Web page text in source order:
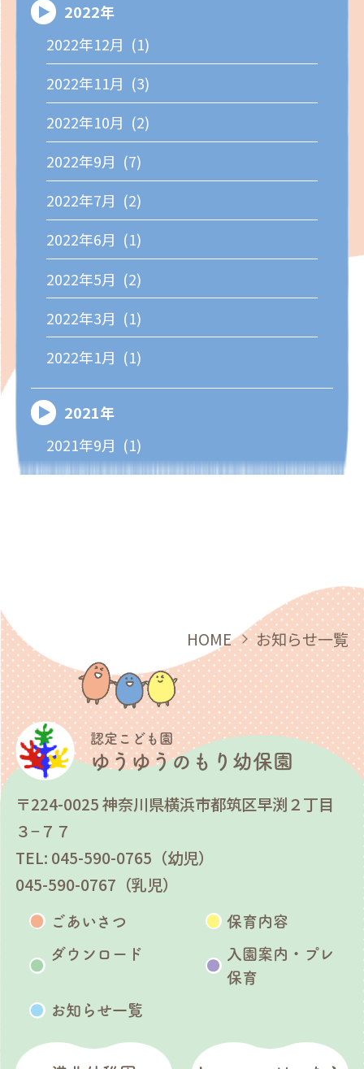
2022年
2022年12月 (1)
2022年11月 (3)
2022年10月 (2)
2022年9月 (7)
2022年7月 (2)
2022年6月 (1)
2022年5月 (2)
2022年3月 (1)
2022年1月 (1)
2021年
2021年9月 (1)
HOME お知らせ一覧
認定こども園
ゆうゆうのもり幼保園
〒224-0025 神奈川県横浜市都筑区早渕２丁目
３−７７
TEL: 045-590-0765（幼児）
045-590-0767（乳児）
ごあいさつ 保育内容
ダウンロード
入園案内・プレ
保育
お知らせ一覧